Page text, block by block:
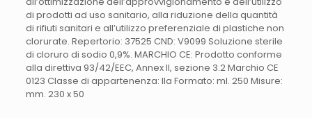
di prodotti ad uso sanitario, alla riduzione della quantità
di rifiuti sanitari e all’utilizzo preferenziale di plastiche non
clorurate. Repertorio: 37525 CND: V9099 Soluzione sterile
di cloruro di sodio 0,9%. MARCHIO CE: Prodotto conforme
alla direttiva 93/42/EEC, Annex II, sezione 3.2 Marchio CE
0123 Classe di appartenenza: IIa Formato: ml. 250 Misure:
mm. 230 x 50